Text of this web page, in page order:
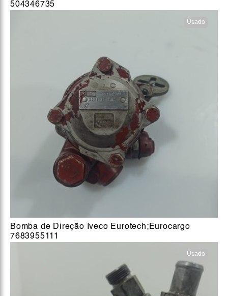
504346735
Usado
Bomba de Direção Iveco Eurotech;Eurocargo
7683955111
Usado